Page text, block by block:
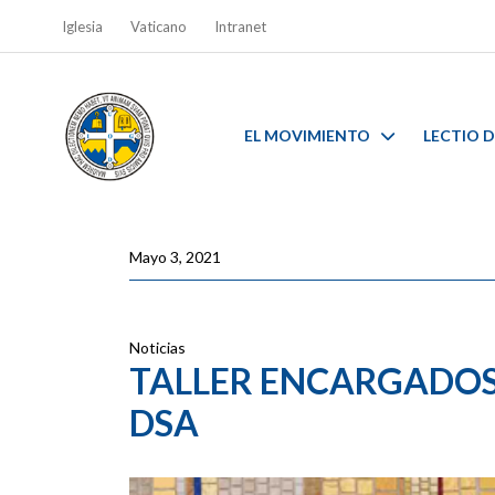
Iglesia Vaticano Intranet
EL MOVIMIENTO LECTIO
Mayo 3, 2021
Noticias
TALLER
DSA